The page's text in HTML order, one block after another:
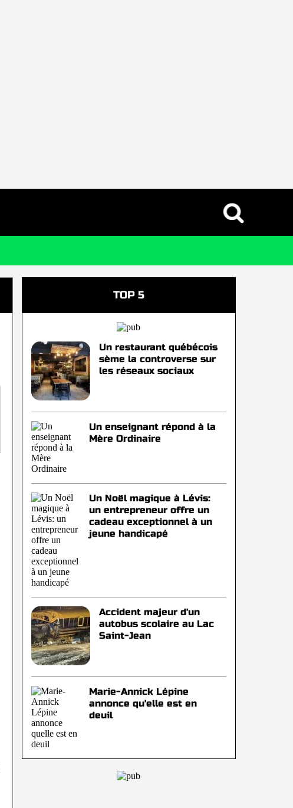
TOP 5
Un restaurant québécois
sème la controverse sur
les réseaux sociaux
Un enseignant répond à la
Mère Ordinaire
Un Noël magique à Lévis:
un entrepreneur offre un
cadeau exceptionnel à un
jeune handicapé
Accident majeur d'un
autobus scolaire au Lac
Saint-Jean
Marie-Annick Lépine
annonce qu'elle est en
deuil